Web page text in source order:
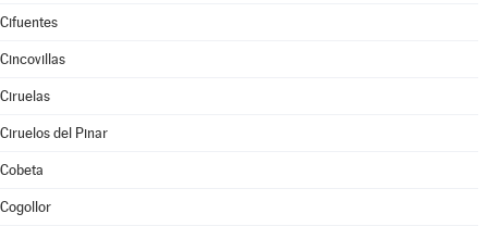
Cifuentes
Cincovillas
Ciruelas
Ciruelos del Pinar
Cobeta
Cogollor